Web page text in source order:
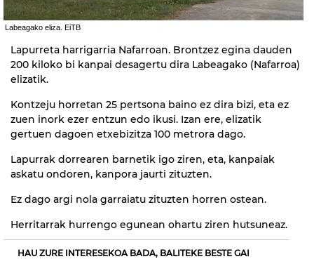
Labeagako eliza. EiTB
Lapurreta harrigarria Nafarroan. Brontzez egina dauden
200 kiloko bi kanpai desagertu dira Labeagako (Nafarroa)
elizatik.
Kontzeju horretan 25 pertsona baino ez dira bizi, eta ez
zuen inork ezer entzun edo ikusi. Izan ere, elizatik
gertuen dagoen etxebizitza 100 metrora dago.
Lapurrak dorrearen barnetik igo ziren, eta, kanpaiak
askatu ondoren, kanpora jaurti zituzten.
Ez dago argi nola garraiatu zituzten horren ostean.
Herritarrak hurrengo egunean ohartu ziren hutsuneaz.
HAU ZURE INTERESEKOA BADA, BALITEKE BESTE GAI